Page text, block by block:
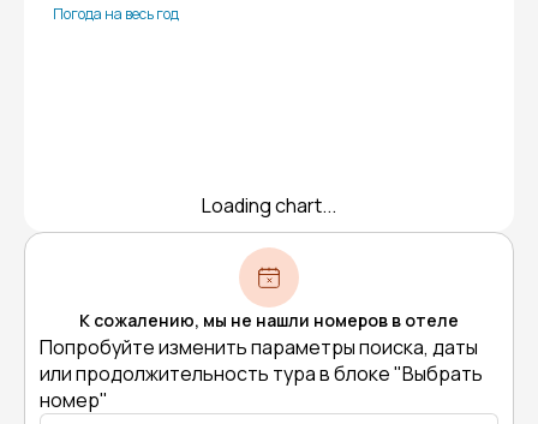
Погода на весь год
Loading chart...
К сожалению, мы не нашли номеров в отеле
Попробуйте изменить параметры поиска, даты
или продолжительность тура в блоке "Выбрать
номер"